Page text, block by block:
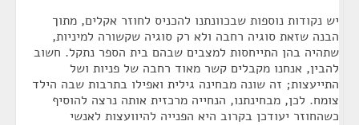
יש נקודות נוספות שבכוונתנו להכניס לחוזר אקלים, מתוך
הבנה שזאת סוגיה רחבה ולא רק סוגיה שקשורה למיניות,
שתהיה בהן התייחסות למצבים שבהם בית הספר נתקל. חשוב
להבין, אנחנו מקבלים קשר מאוד רחבה של פניות ושל
התייעצות; זה שונה מבחינה גילית ואפילו בתרבות שבה הילד
צומח. לכן, מבחינתנו, הנחייה מרכזית אותה נרצה להוסיף
כשהחוזר יעודכן בקרוב היא הפנייה להיוועצות לאנשי